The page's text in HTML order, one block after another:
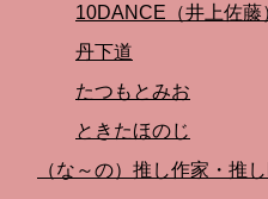
10DANCE（井上佐藤
丹下道
たつもとみお
ときたほのじ
（な～の）推し作家・推